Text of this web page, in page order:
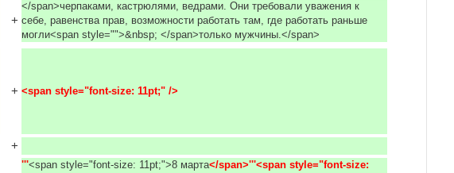
+
</span>черпаками, кастрюлями, ведрами. Они требовали уважения к
себе, равенства прав, возможности работать там, где работать раньше
могли<span style="">&nbsp; </span>только мужчины.</span>
+ <span style="font-size: 11pt;" />
+
'''<span style="font-size: 11pt;">8 марта</span>'''<span style="font-size: